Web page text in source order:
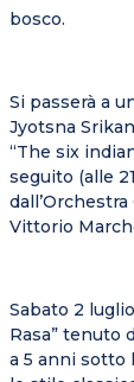
bosco.
Si passerà a
Jyotsna
“The six
seguito (alle
Vittorio
Sabato 2
Rasa” tenuto
a 5 anni sotto